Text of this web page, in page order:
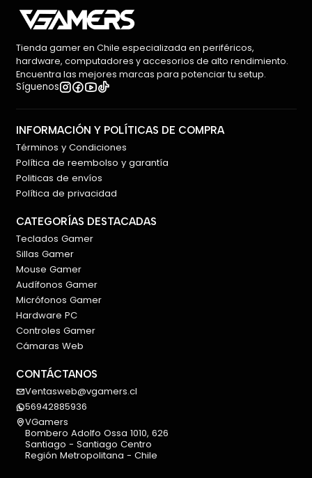
Tienda gamer en Chile especializada en periféricos,
hardware, computadores y accesorios de alto rendimiento.
Encuentra las mejores marcas para potenciar tu setup.
Síguenos
INFORMACIÓN Y POLÍTICAS DE COMPRA
Términos y Condiciones
Política de reembolso y garantía
Politicas de envíos
Política de privacidad
CATEGORÍAS DESTACADAS
Teclados Gamer
Sillas Gamer
Mouse Gamer
Audífonos Gamer
Micrófonos Gamer
Hardware PC
Controles Gamer
Cámaras Web
CONTÁCTANOS
Ventasweb@vgamers.cl
56942885936
VGamers
Bombero Adolfo Ossa 1010, 626
Santiago - Santiago Centro
Región Metropolitana - Chile